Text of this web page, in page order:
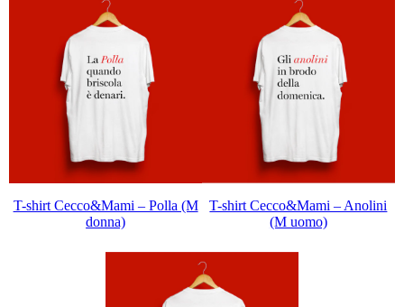
T-shirt Cecco&Mami – Polla (M
donna)
T-shirt Cecco&Mami – Anolini
(M uomo)